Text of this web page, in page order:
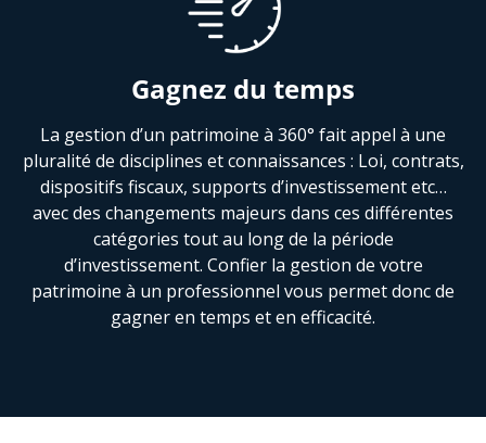
Gagnez du temps
La gestion d’un patrimoine à 360° fait appel à une
pluralité de disciplines et connaissances : Loi, contrats,
dispositifs fiscaux, supports d’investissement etc…
avec des changements majeurs dans ces différentes
catégories tout au long de la période
d’investissement. Confier la gestion de votre
patrimoine à un professionnel vous permet donc de
gagner en temps et en efficacité.